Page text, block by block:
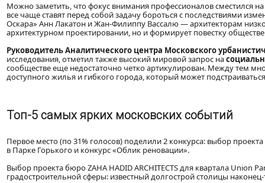
Можно заметить, что фокус внимания профессионалов сместился
все чаще ставят перед собой задачу бороться с последствиями
Оскара» Анн Лакатон и Жан-Филиппу Вассалю — архитекторам
архитектурном проектировании, но и формирует повестку
Руководитель Аналитического центра Московского
исследования, отметил также высокий мировой запрос на
сообществе еще недостаточно четко артикулирован. Между тем
доступного жилья и гибкого города, который может
Топ-5 самых ярких московских событий
Первое место (по 31% голосов) поделили 2 конкурса: выбор
в Парке Горького и конкурс «Облик реновации».
Выбор проекта бюро ZAHA HADID ARCHITECTS для квартала Union
градостроительной сферы: известный долгострой столицы